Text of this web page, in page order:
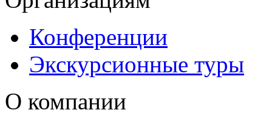
Конференции
Экскурсионные туры
О компании